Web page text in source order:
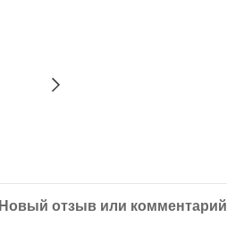
Новый отзыв или комментарий